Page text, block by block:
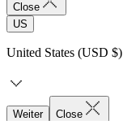
Close
US
United States (USD $)
Weiter Close